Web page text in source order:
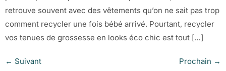
retrouve souvent avec des vêtements qu’on ne sait pas trop
comment recycler une fois bébé arrivé. Pourtant, recycler
vos tenues de grossesse en looks éco chic est tout […]
← Suivant Prochain →